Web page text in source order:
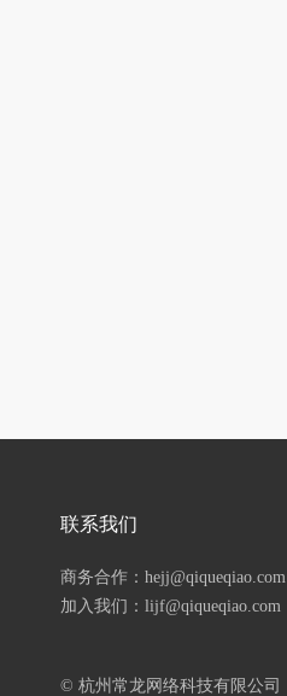
联系我们
商务合作：hejj@qiqueqiao.com
加入我们：lijf@qiqueqiao.com
© 杭州常龙网络科技有限公司